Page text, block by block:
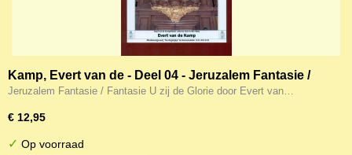
Kamp, Evert van de - Deel 04 - Jeruzalem Fantasie /
Fantasie U zij de Glorie (Noten)
Jeruzalem Fantasie / Fantasie U zij de Glorie door Evert van…
€ 12,95
✓ Op voorraad